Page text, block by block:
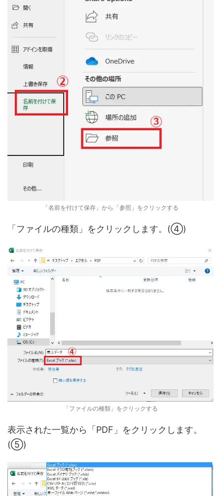
「名前を付けて保存」から「参照」をクリックする
「ファイルの種類」をクリックします。(④)
「ファイルの種類」をクリックする
表示された一覧から「PDF」をクリックします。
(⑤)